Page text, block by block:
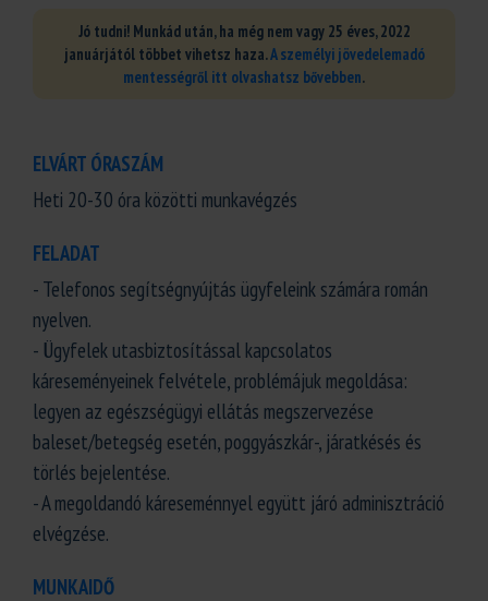
Jó tudni! Munkád után, ha még nem vagy 25 éves, 2022
januárjától többet vihetsz haza.A személyi jövedelemadó
mentességről itt olvashatsz bővebben.
ELVÁRT ÓRASZÁM
Heti 20-30 óra közötti munkavégzés
FELADAT
- Telefonos segítségnyújtás ügyfeleink számára román
nyelven.
- Ügyfelek utasbiztosítással kapcsolatos
káreseményeinek felvétele, problémájuk megoldása:
legyen az egészségügyi ellátás megszervezése
baleset/betegség esetén, poggyászkár-, járatkésés és
törlés bejelentése.
- A megoldandó káreseménnyel együtt járó adminisztráció
elvégzése.
MUNKAIDŐ